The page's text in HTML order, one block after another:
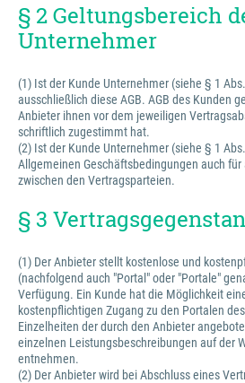
§ 2 Geltungsbereich
Unternehmer
(1) Ist der Kunde Unternehmer (siehe § 1
ausschließlich diese AGB. AGB des Kunden
Anbieter ihnen vor dem jeweiligen
schriftlich zugestimmt hat.
(2) Ist der Kunde Unternehmer (siehe § 1
Allgemeinen Geschäftsbedingungen auch
zwischen den Vertragsparteien.
§ 3
(1) Der Anbieter stellt kostenlose und
(nachfolgend auch "Portal" oder "Portale"
Verfügung. Ein Kunde hat die Möglichkeit
kostenpflichtigen Zugang zu den Portalen
Einzelheiten der durch den Anbieter
einzelnen Leistungsbeschreibungen auf der
entnehmen.
(2) Der Anbieter wird bei Abschluss eines